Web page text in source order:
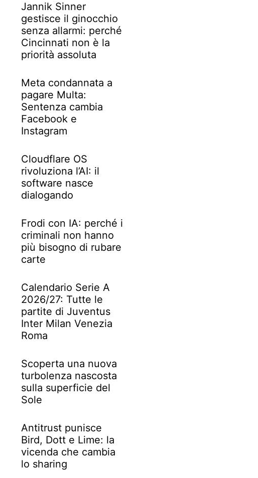
Jannik Sinner
gestisce il ginocchio
senza allarmi: perché
Cincinnati non è la
priorità assoluta
Meta condannata a
pagare Multa:
Sentenza cambia
Facebook e
Instagram
Cloudflare OS
rivoluziona l’AI: il
software nasce
dialogando
Frodi con IA: perché i
criminali non hanno
più bisogno di rubare
carte
Calendario Serie A
2026/27: Tutte le
partite di Juventus
Inter Milan Venezia
Roma
Scoperta una nuova
turbolenza nascosta
sulla superficie del
Sole
Antitrust punisce
Bird, Dott e Lime: la
vicenda che cambia
lo sharing